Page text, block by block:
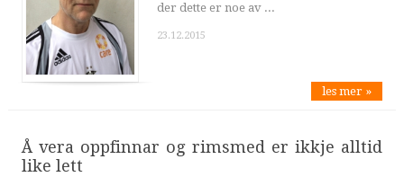
der dette er noe av ...
23.12.2015
les mer »
Å vera oppfinnar og rimsmed er ikkje alltid
like lett